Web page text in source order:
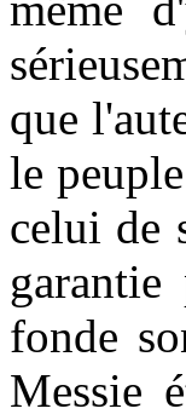
que
le
celui de
fonde
Messie